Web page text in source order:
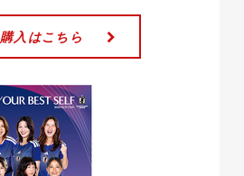
購入はこちら